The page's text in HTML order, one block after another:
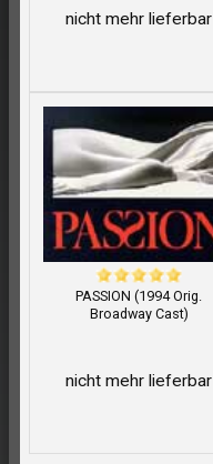
nicht mehr lieferbar
PASSION (1994 Orig.
Broadway Cast)
nicht mehr lieferbar